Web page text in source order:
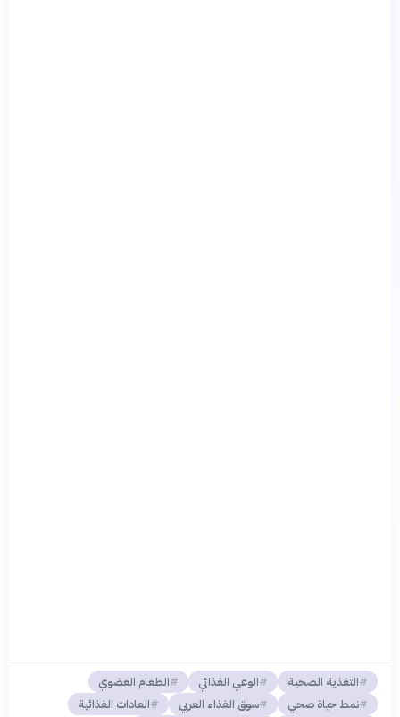
التغذية الصحية الوعي الغذائي
الطعام العضوي
نمط حياة صحي
سوق الغذاء العربي
العادات الغذائية